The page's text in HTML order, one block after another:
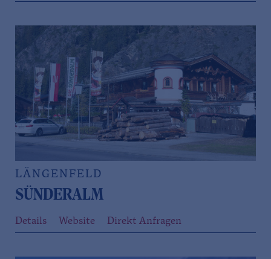
LÄNGENFELD
SÜNDERALM
Details Website Direkt Anfragen